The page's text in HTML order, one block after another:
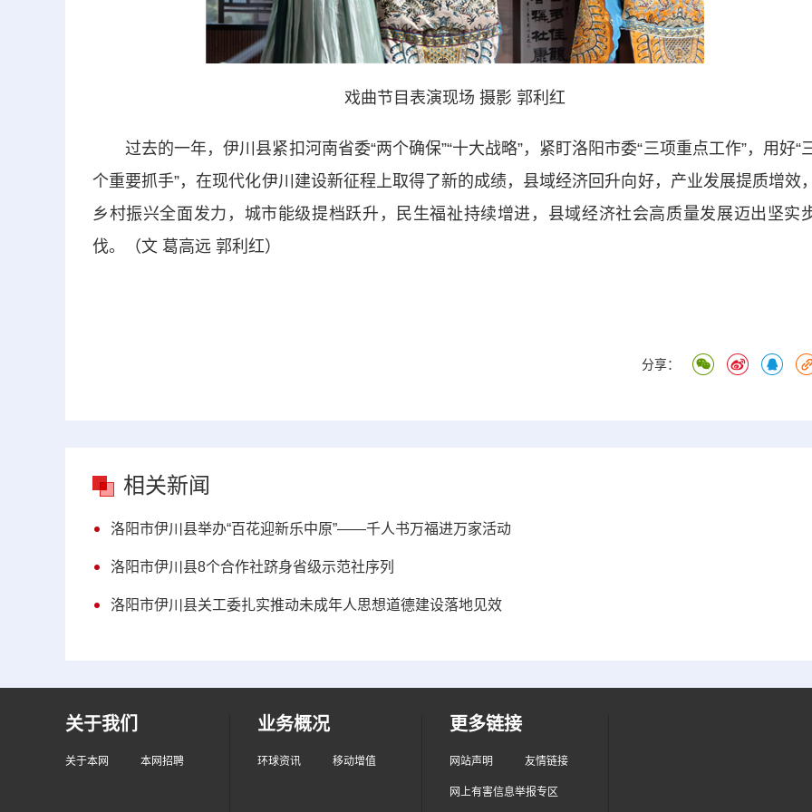
戏曲节目表演现场 摄影 郭利红
过去的一年，伊川县紧扣河南省委“两个确保”“十大战略”，紧盯洛阳市委“三项重点工作”，用好“
个重要抓手”，在现代化伊川建设新征程上取得了新的成绩，县域经济回升向好，产业发展提质增效，
乡村振兴全面发力，城市能级提档跃升，民生福祉持续增进，县域经济社会高质量发展迈出坚实
伐。（文 葛高远 郭利红）
分享：
相关新闻
洛阳市伊川县举办“百花迎新乐中原”——千人书万福进万家活动
洛阳市伊川县8个合作社跻身省级示范社序列
洛阳市伊川县关工委扎实推动未成年人思想道德建设落地见效
关于我们
关于本网 本网招聘
业务概况
环球资讯 移动增值
更多链接
网站声明 友情链接
网上有害信息举报专区